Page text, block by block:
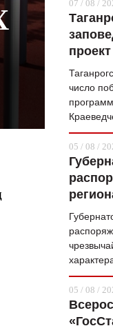
07 / 08 /
число
05 / 08 /
05 / 08 /